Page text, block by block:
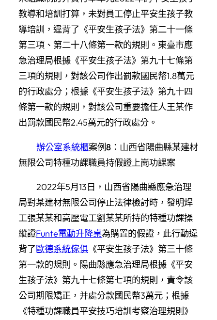
教導和培訓打算，未對員工停止平安生孩子教
導培訓，違背了《平安生孩子法》第二十一條
第三項、第二十八條第一款的規則。東臺市應
急治理局根據《平安生孩子法》第九十七條第
三項的規則，對該公司作出罰款國民幣1.8萬元
的行政處分；根據《平安生孩子法》第九十四
條第一款的規則，對該公司重要擔任人王某作
出罰款國民幣2.45萬元的行政處分。
辦公室系統櫃案例8：山西省陽曲縣某建材
無限公司特種功課職員持假證上崗功課案
2022年5月13日，山西省陽曲縣應急治理
局對某建材無限公司停止法律檢討時，發明焊
工張某某和高壓電工劉某某所持的特種功課操
縱證Funte電動升降桌為購置的假證，此行動違
背了歐德系統傢俱 《平安生孩子法》第三十條
第一款的規則。陽曲縣應急治理局根據《平安
生孩子法》第九十七條第七項的規則，責令該
公司期限矯正，并處分款國民幣3萬元；根據
《特種功課職員平安技巧培訓考察治理規則》